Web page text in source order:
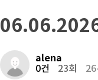
alena
0건 23회